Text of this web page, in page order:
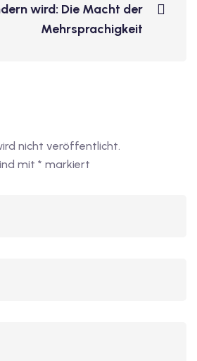
wird: Die Macht der
Mehrsprachigkeit
nicht veröffentlicht.
mit * markiert